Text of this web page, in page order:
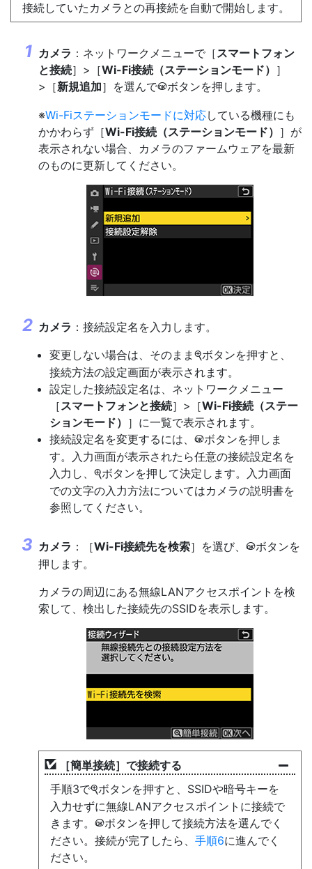
接続していたカメラとの再接続を自動で開始します。
カメラ ：ネットワークメニューで［スマートフォン
と接続］>［Wi-Fi接続（ステーションモード） ］
>［新規追加］を選んでJボタンを押します。
※Wi-Fiステーションモードに対応している機種にも
かかわらず［Wi-Fi接続（ステーションモード） ］が
表示されない場合、カメラのファームウェアを最新
のものに更新してください。
カメラ ：接続設定名を入力します。
変更しない場合は、そのまま Xボタンを押すと、
接続方法の設定画面が表示されます。
設定した接続設定名は、ネットワークメニュー
［スマートフォンと接続］>［Wi-Fi接続（ステー
ションモード） ］に一覧で表示されます。
接続設定名を変更するには、
Jボタンを押しま
す。入力画面が表示されたら任意の接続設定名を
入力し、
Xボタンを押して決定します。入力画面
での文字の入力方法についてはカメラの説明書を
参照してください。
カメラ ：［Wi-Fi接続先を検索］を選び、 Jボタンを
押します。
カメラの周辺にある無線LANアクセスポイントを検
索して、検出した接続先のSSIDを表示します。
［簡単接続］で接続する
手順3でXボタンを押すと、SSIDや暗号キーを
入力せずに無線LANアクセスポイントに接続で
きます。
Jボタンを押して接続方法を選んでく
ださい。接続が完了したら、 手順6に進んでく
ださい。